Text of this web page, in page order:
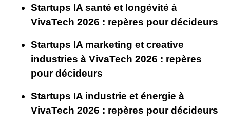
Startups IA santé et longévité à
VivaTech 2026 : repères pour décideurs
Startups IA marketing et creative
industries à VivaTech 2026 : repères
pour décideurs
Startups IA industrie et énergie à
VivaTech 2026 : repères pour décideurs